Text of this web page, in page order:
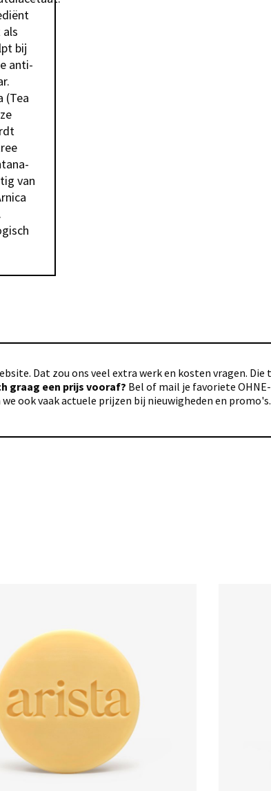
bij
anti-
(Tea
van
Dat zou ons veel extra werk en kosten vragen.
graag een prijs vooraf? Bel of mail je favoriete
ook vaak actuele prijzen bij nieuwigheden en promo's.